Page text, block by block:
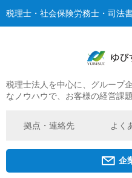
税理士法人を中心に、グループ
なノウハウで、お客様の経営課
拠点・連絡先 よく
企
ご挨拶
グループ概要
ゆびすいのあゆみ